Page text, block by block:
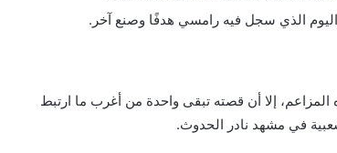
إلا أن قصته تبقى واحدة من أغرب ما ارتبط
في مشهد نادر الحدوث.